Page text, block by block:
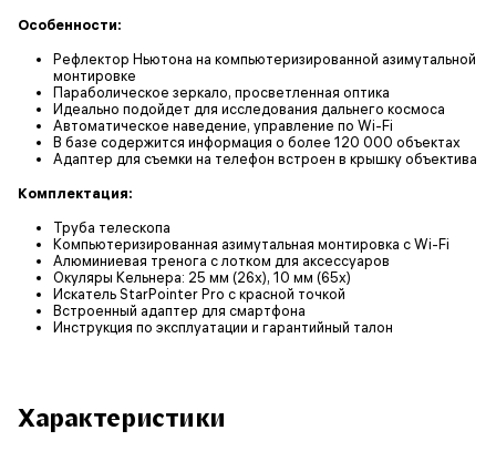
Особенности:
Рефлектор Ньютона на компьютеризированной азимутальной
монтировке
Параболическое зеркало, просветленная оптика
Идеально подойдет для исследования дальнего космоса
Автоматическое наведение, управление по Wi-Fi
В базе содержится информация о более 120 000 объектах
Адаптер для съемки на телефон встроен в крышку объектива
Комплектация:
Труба телескопа
Компьютеризированная азимутальная монтировка с Wi-Fi
Алюминиевая тренога с лотком для аксессуаров
Окуляры Кельнера: 25 мм (26х), 10 мм (65x)
Искатель StarPointer Pro с красной точкой
Встроенный адаптер для смартфона
Инструкция по эксплуатации и гарантийный талон
Характеристики